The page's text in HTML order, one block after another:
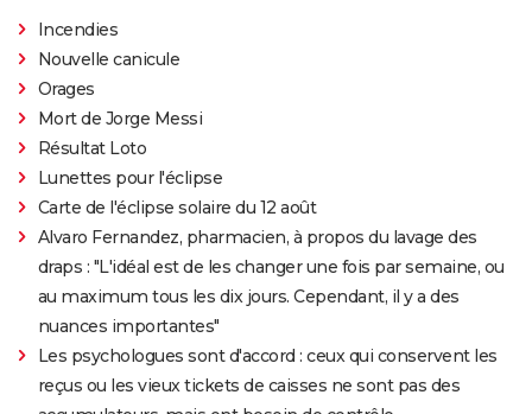
Incendies
Nouvelle canicule
Orages
Mort de Jorge Messi
Résultat Loto
Lunettes pour l'éclipse
Carte de l'éclipse solaire du 12 août
Alvaro Fernandez, pharmacien, à propos du lavage des
draps : "L'idéal est de les changer une fois par semaine, ou
au maximum tous les dix jours. Cependant, il y a des
nuances importantes"
Les psychologues sont d'accord : ceux qui conservent les
reçus ou les vieux tickets de caisses ne sont pas des